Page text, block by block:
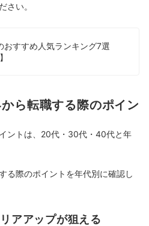
さい。
おすすめ人気ランキング7選
から転職する際のポイン
ントは、20代・30代・40代と年
る際のポイントを年代別に確認し
アアップが狙える